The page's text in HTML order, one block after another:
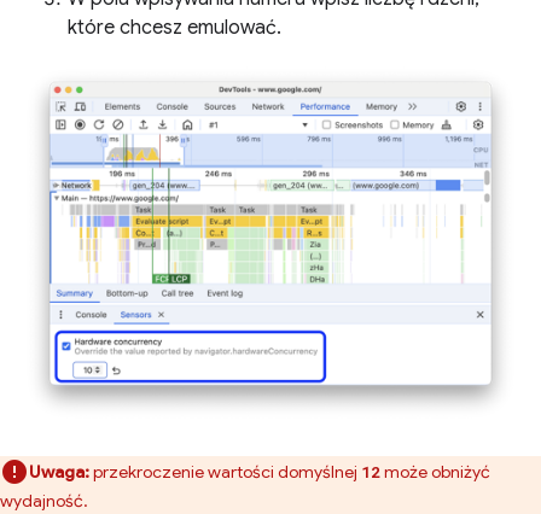
które chcesz emulować.
Uwaga:przekroczenie wartości domyślnej 12może obniżyć
wydajność.